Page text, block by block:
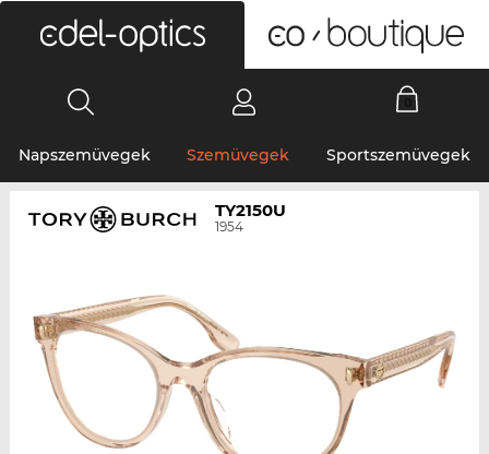
Napszemüvegek Szemüvegek Sportszemüvegek
TY2150U
1954